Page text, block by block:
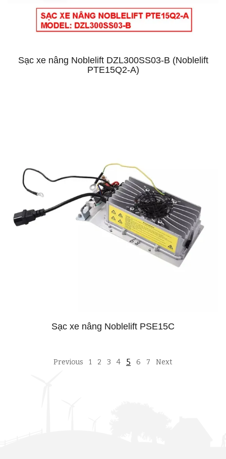
Sạc xe nâng Noblelift DZL300SS03-B (Noblelift
PTE15Q2-A)
Sạc xe nâng Noblelift PSE15C
Previous 1 2 3 4 5 6 7 Next